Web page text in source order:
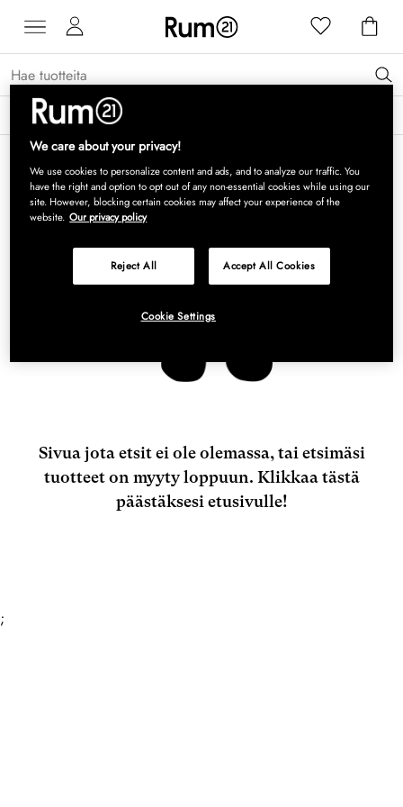
Saat 15 % alennusta Grythyttan Stålmöbler -tuotteista* →
Sivua jota etsit ei ole olemassa, tai etsimäsi
tuotteet on myyty loppuun. Klikkaa tästä
päästäksesi etusivulle!
;
We care about your privacy!
We use cookies to personalize content and ads, and to analyze our traffic. You
have the right and option to opt out of any non-essential cookies while using our
site. However, blocking certain cookies may affect your experience of the
website. Our privacy policy
Reject All Accept All Cookies
Cookie Settings